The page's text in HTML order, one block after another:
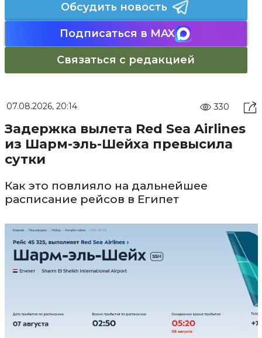
Обсудить новость
Подписаться в MAX
Связаться с редакцией
07.08.2026, 20:14 330
Задержка вылета Red Sea Airlines
из Шарм-эль-Шейха превысила
сутки
Как это повлияло на дальнейшее
расписание рейсов в Египет